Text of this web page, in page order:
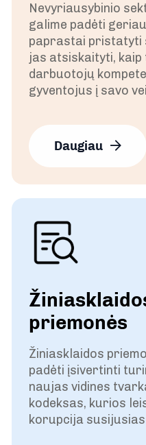
Nevyriausybinio
galime padėti
paprastai pristatyti
jas atsiskaityti,
darbuotojų
gyventojus į savo
Daugiau
priemonės
Žiniasklaidos
padėti įsivertinti
naujas vidines
kodeksas, kurios
korupcija